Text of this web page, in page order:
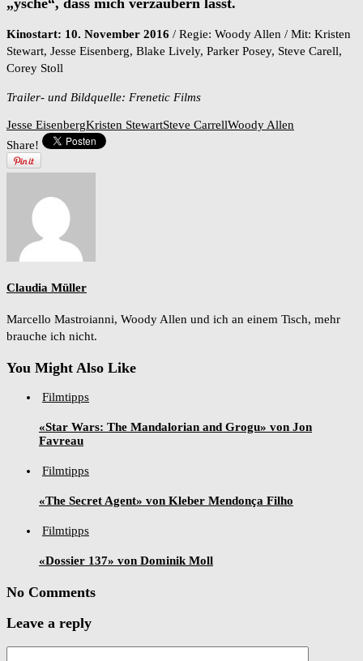
Kinostart: 10. November 2016 / Regie: Woody Allen / Mit: Kristen
Stewart, Jesse Eisenberg, Blake Lively, Parker Posey, Steve Carell,
Corey Stoll
Trailer- und Bildquelle: Frenetic Films
Jesse EisenbergKristen StewartSteve CarrellWoody Allen
Share!
Claudia Müller
Marcello Mastroianni, Woody Allen und ich an einem Tisch, mehr
brauche ich nicht.
You Might Also Like
Filmtipps
«Star Wars: The Mandalorian and Grogu» von Jon
Favreau
Filmtipps
«The Secret Agent» von Kleber Mendonça Filho
Filmtipps
«Dossier 137» von Dominik Moll
No Comments
Leave a reply